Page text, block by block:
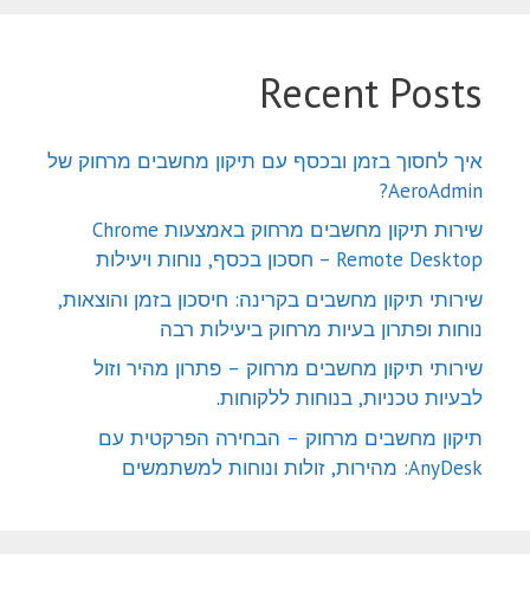
Recent Posts
איך לחסוך בזמן ובכסף עם תיקון מחשבים מרחוק של
AeroAdmin?
שירות תיקון מחשבים מרחוק באמצעות Chrome
Remote Desktop – חסכון בכסף, נוחות ויעילות
שירותי תיקון מחשבים בקרינה: חיסכון בזמן והוצאות,
נוחות ופתרון בעיות מרחוק ביעילות רבה
שירותי תיקון מחשבים מרחוק – פתרון מהיר וזול
לבעיות טכניות, בנוחות ללקוחות.
תיקון מחשבים מרחוק – הבחירה הפרקטית עם
AnyDesk: מהירות, זולות ונוחות למשתמשים